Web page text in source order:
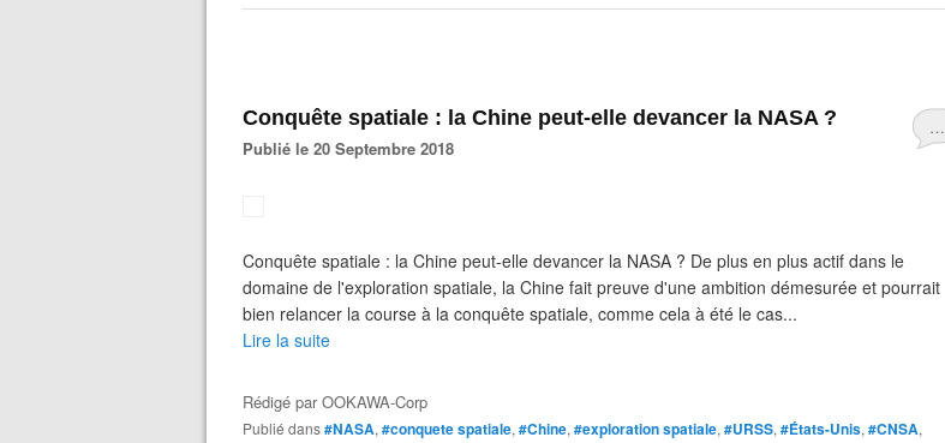
…
Conquête spatiale : la Chine peut-elle devancer la NASA ?
Publié le 20 Septembre 2018
Conquête spatiale : la Chine peut-elle devancer la NASA ? De plus en plus actif dans le
domaine de l'exploration spatiale, la Chine fait preuve d'une ambition démesurée et pourrait
bien relancer la course à la conquête spatiale, comme cela à été le cas...
Lire la suite
Rédigé parOOKAWA-Corp
Publié dans#NASA, #conquete spatiale, #Chine, #exploration spatiale, #URSS, #États-Unis, #CNSA,